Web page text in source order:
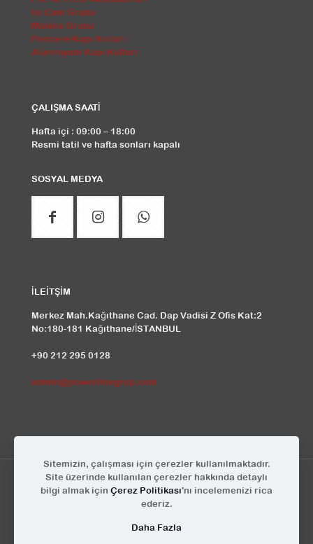
Isı Cam Grubu
Makina Grubu
Pencere Kapı Kolları
Alüminyum Kapı Kolları
ÇALIŞMA SAATİ
Hafta içi : 09:00 – 18:00
Resmi tatil ve hafta sonları kapalı
SOSYAL MEDYA
İLEİTŞİM
Merkez Mah.Kağıthane Cad. Dap Vadisi Z Ofis Kat:2
No:180-181 Kağıthane/İSTANBUL
+90 212 295 0128
admin@powerlinegrup.com
Sitemizin, çalışması için çerezler kullanılmaktadır.
Site üzerinde kullanılan çerezler hakkında detaylı
bilgi almak için Çerez Politikası'nı incelemenizi rica
ederiz.
Daha Fazla